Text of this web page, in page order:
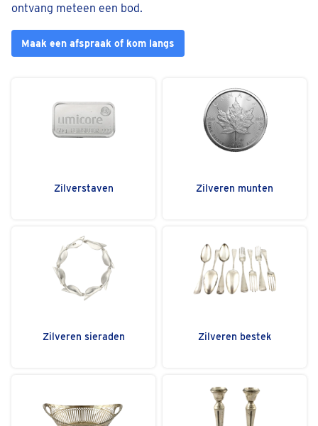
ontvang meteen een bod.
Maak een afspraak of kom langs
Zilverstaven Zilveren munten
Zilveren sieraden Zilveren bestek